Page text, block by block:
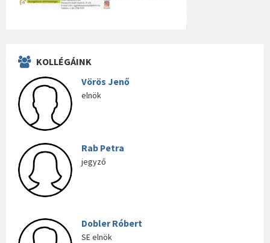
KOLLÉGÁINK
Vörös Jenő
elnök
Rab Petra
jegyző
Dobler Róbert
SE elnök